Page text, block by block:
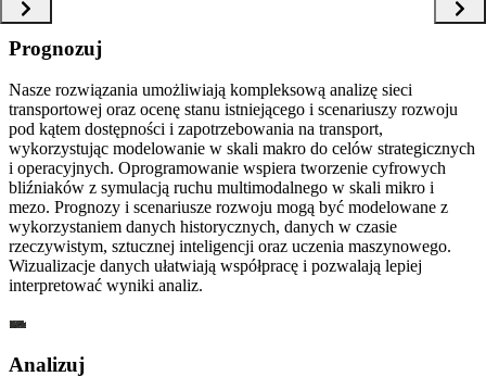
Prognozuj
Nasze rozwiązania umożliwiają kompleksową analizę sieci
transportowej oraz ocenę stanu istniejącego i scenariuszy rozwoju
pod kątem dostępności i zapotrzebowania na transport,
wykorzystując modelowanie w skali makro do celów strategicznych
i operacyjnych. Oprogramowanie wspiera tworzenie cyfrowych
bliźniaków z symulacją ruchu multimodalnego w skali mikro i
mezo. Prognozy i scenariusze rozwoju mogą być modelowane z
wykorzystaniem danych historycznych, danych w czasie
rzeczywistym, sztucznej inteligencji oraz uczenia maszynowego.
Wizualizacje danych ułatwiają współpracę i pozwalają lepiej
interpretować wyniki analiz.
Analizuj